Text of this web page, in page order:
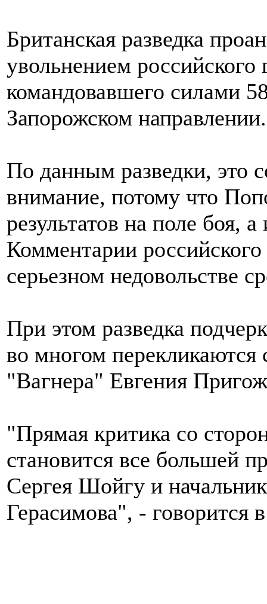
Британская разведка
увольнением
командовавшего силами
Запорожском направлении.
По данным разведки, это
внимание, потому что
результатов на поле боя,
Комментарии российского
серьезном недовольстве
При этом разведка
во многом перекликаются
"Вагнера" Евгения
"Прямая критика со
становится все большей
Сергея Шойгу и
Герасимова", - говорится